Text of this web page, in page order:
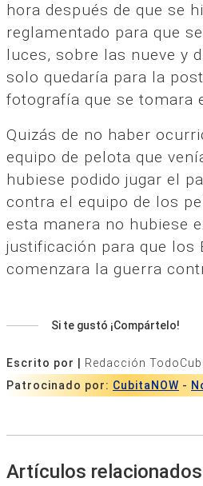
hora después de que se
reglamentado para que
luces, sobre las nueve y
solo quedaría para la
fotografía que se tomara
Quizás de no haber
equipo de pelota que
hubiese podido jugar el
contra el equipo de los
esta manera no hubiese
justificación para que los
comenzara la guerra
Si te gustó ¡Compártelo!
Escrito por |
Redacción
Patrocinado por: CubitaNOW -
Artículos relacionados